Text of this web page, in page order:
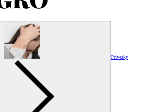
Prívesky